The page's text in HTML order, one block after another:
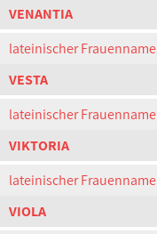
VENANTIA
lateinischer Frauenname
VESTA
lateinischer Frauenname
VIKTORIA
lateinischer Frauenname
VIOLA